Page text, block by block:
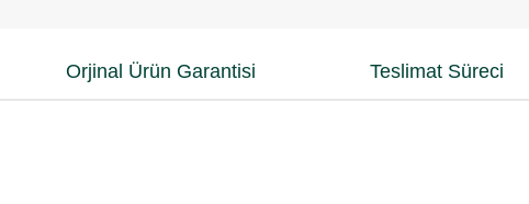
Orjinal Ürün Garantisi Teslimat Süreci